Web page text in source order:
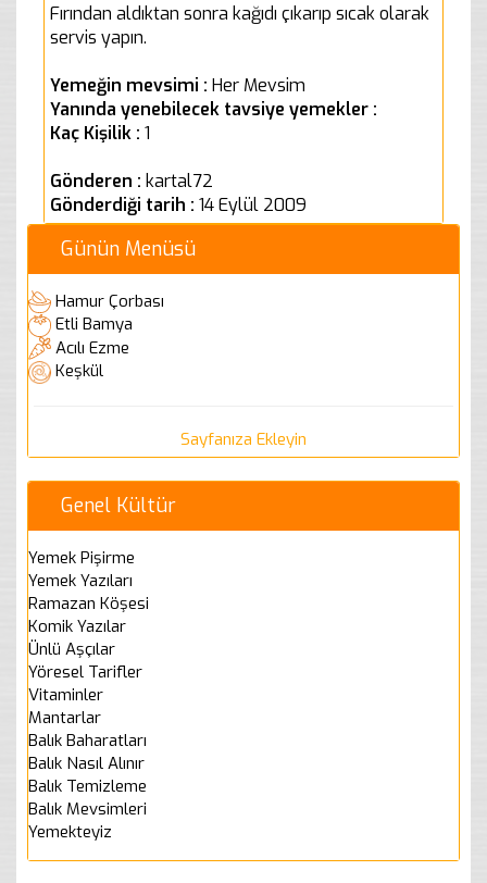
Fırından aldıktan sonra kağıdı çıkarıp sıcak olarak
servis yapın.
Yemeğin mevsimi : Her Mevsim
Yanında yenebilecek tavsiye yemekler :
Kaç Kişilik : 1
Gönderen : kartal72
Gönderdiği tarih : 14 Eylül 2009
Günün Menüsü
Hamur Çorbası
Etli Bamya
Acılı Ezme
Keşkül
Sayfanıza Ekleyin
Genel Kültür
Yemek Pişirme
Yemek Yazıları
Ramazan Köşesi
Komik Yazılar
Ünlü Aşçılar
Yöresel Tarifler
Vitaminler
Mantarlar
Balık Baharatları
Balık Nasıl Alınır
Balık Temizleme
Balık Mevsimleri
Yemekteyiz